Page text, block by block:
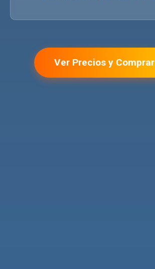
Ver Precios y Comprar